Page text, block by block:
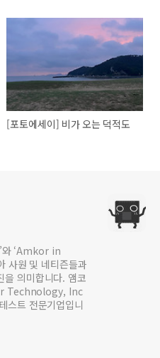
[포토에세이] 비가 오는 덕적도
와 ‘Amkor in
사원 및 네티즌들과
을 의미합니다. 앰코
Technology, Inc
스트 전문기업입니